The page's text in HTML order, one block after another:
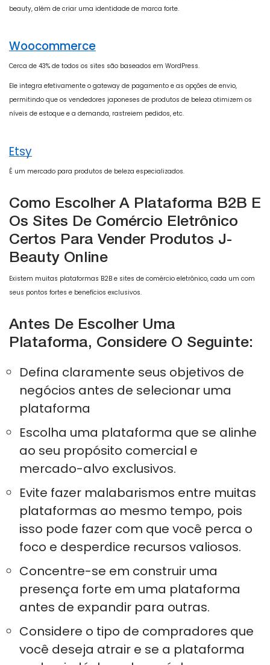
beauty, além de criar uma identidade de marca forte.
Woocommerce
Cerca de 43% de todos os sites são baseados em WordPress.
Ele integra efetivamente o gateway de pagamento e as opções de envio,
permitindo que os vendedores japoneses de produtos de beleza otimizem os
níveis de estoque e a demanda, rastreiem pedidos, etc.
Etsy
É um mercado para produtos de beleza especializados.
Como Escolher A Plataforma B2B E
Os Sites De Comércio Eletrônico
Certos Para Vender Produtos J-
Beauty Online
Existem muitas plataformas B2B e sites de comércio eletrônico, cada um com
seus pontos fortes e benefícios exclusivos.
Antes De Escolher Uma
Plataforma, Considere O Seguinte:
Defina claramente seus objetivos de
negócios antes de selecionar uma
plataforma
Escolha uma plataforma que se alinhe
ao seu propósito comercial e
mercado-alvo exclusivos.
Evite fazer malabarismos entre muitas
plataformas ao mesmo tempo, pois
isso pode fazer com que você perca o
foco e desperdice recursos valiosos.
Concentre-se em construir uma
presença forte em uma plataforma
antes de expandir para outras.
Considere o tipo de compradores que
você deseja atrair e se a plataforma